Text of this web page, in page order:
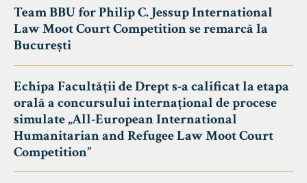
Team BBU for Philip C. Jessup International
Law Moot Court Competition se remarcă la
București
Echipa Facultății de Drept s-a calificat la etapa
orală a concursului internațional de procese
simulate „All-European International
Humanitarian and Refugee Law Moot Court
Competition”